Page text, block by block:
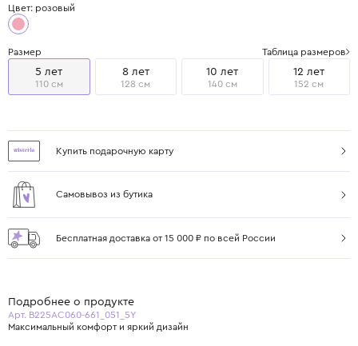
Цвет: розовый
Размер Таблица размеров
5 лет
110 см
8 лет
128 см
10 лет
140 см
12 лет
152 см
Купить подарочную карту
Самовывоз из бутика
Бесплатная доставка от 15 000 ₽ по всей России
Подробнее о продукте
Арт. B225AC060-661_051_5Y
Максимальный комфорт и яркий дизайн